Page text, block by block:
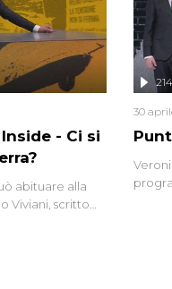
e
- Ci si
abituare alla
Viviani, scritto
30